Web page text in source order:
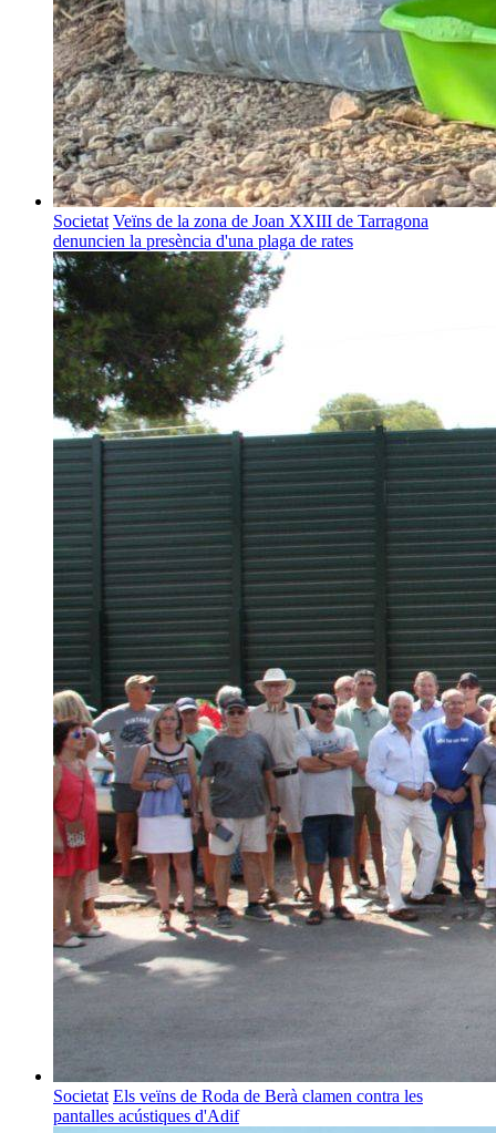
Societat Veïns de la zona de Joan XXIII de Tarragona
denuncien la presència d'una plaga de rates
Societat Els veïns de Roda de Berà clamen contra les
pantalles acústiques d'Adif